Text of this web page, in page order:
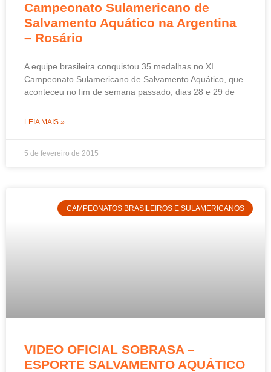
Campeonato Sulamericano de
Salvamento Aquático na Argentina
– Rosário
A equipe brasileira conquistou 35 medalhas no XI
Campeonato Sulamericano de Salvamento Aquático, que
aconteceu no fim de semana passado, dias 28 e 29 de
LEIA MAIS »
5 de fevereiro de 2015
CAMPEONATOS BRASILEIROS E SULAMERICANOS
VIDEO OFICIAL SOBRASA –
ESPORTE SALVAMENTO AQUÁTICO